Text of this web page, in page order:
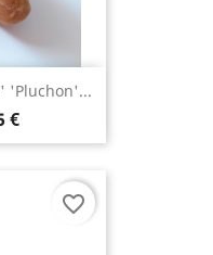
'Pluchon'...
€
favorite_border